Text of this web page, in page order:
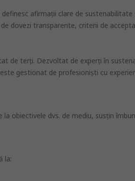
afirmaţii clare de
dovezi transparente, criterii de
de terţi. Dezvoltat de experţi în
gestionat de profesionişti cu
obiectivele dvs. de mediu, susţin
la: